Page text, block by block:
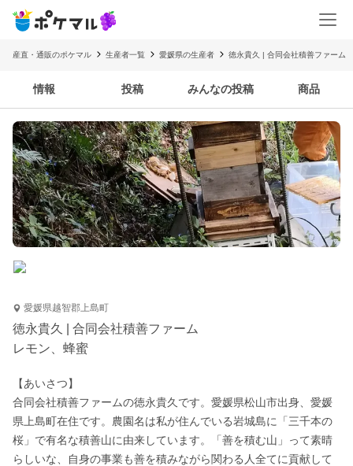
産直・通販のポケマル 生産者一覧 愛媛県の生産者 徳永貴久 | 合同会社積善ファーム
情報 投稿 みんなの投稿 商品
愛媛県越智郡上島町
徳永貴久 | 合同会社積善ファーム
レモン、蜂蜜
【あいさつ】
合同会社積善ファームの徳永貴久です。愛媛県松山市出身、愛媛
県上島町在住です。農園名は私が住んでいる岩城島に「三千本の
桜」で有名な積善山に由来しています。「善を積む山」って素晴
らしいな、自身の事業も善を積みながら関わる人全てに貢献して